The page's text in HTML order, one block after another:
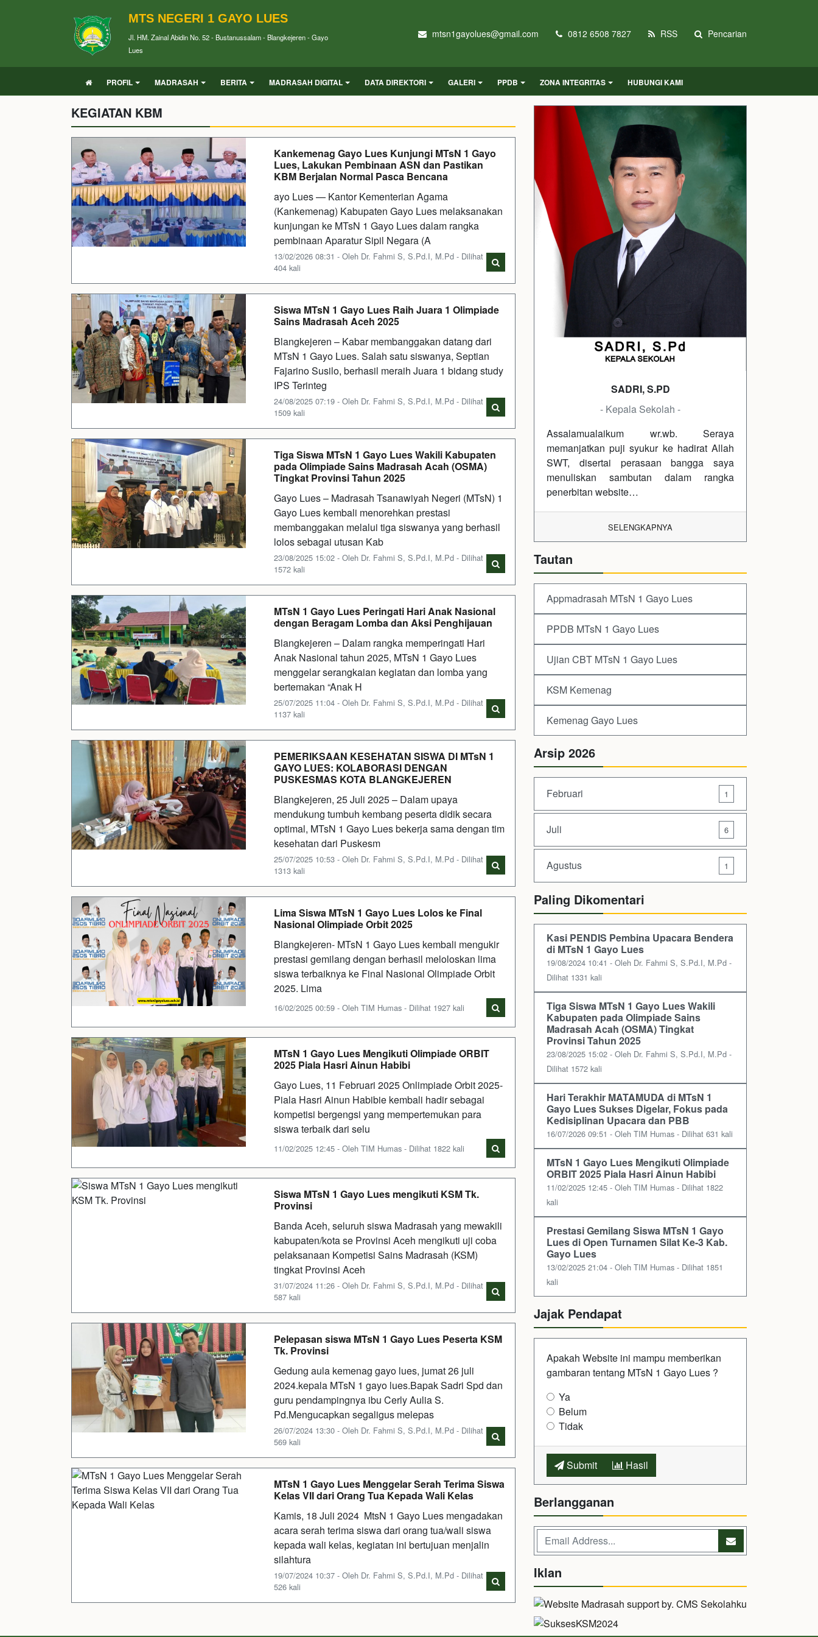
MTS NEGERI 1 GAYO LUES
Jl. HM. Zainal Abidin No. 52 - Bustanussalam - Blangkejeren - Gayo
Lues
mtsn1gayolues@gmail.com 0812 6508 7827 RSS Pencarian
PROFIL MADRASAH BERITA MADRASAH DIGITAL DATA DIREKTORI GALERI PPDB ZONA INTEGRITAS HUBUNGI KAMI
KEGIATAN KBM
Kankemenag Gayo Lues Kunjungi MTsN 1 Gayo
Lues, Lakukan Pembinaan ASN dan Pastikan
KBM Berjalan Normal Pasca Bencana
ayo Lues — Kantor Kementerian Agama
(Kankemenag) Kabupaten Gayo Lues melaksanakan
kunjungan ke MTsN 1 Gayo Lues dalam rangka
pembinaan Aparatur Sipil Negara (A
13/02/2026 08:31 - Oleh Dr. Fahmi S, S.Pd.I, M.Pd - Dilihat
404 kali
Siswa MTsN 1 Gayo Lues Raih Juara 1 Olimpiade
Sains Madrasah Aceh 2025
Blangkejeren – Kabar membanggakan datang dari
MTsN 1 Gayo Lues. Salah satu siswanya, Septian
Fajarino Susilo, berhasil meraih Juara 1 bidang study
IPS Terinteg
24/08/2025 07:19 - Oleh Dr. Fahmi S, S.Pd.I, M.Pd - Dilihat
1509 kali
Tiga Siswa MTsN 1 Gayo Lues Wakili Kabupaten
pada Olimpiade Sains Madrasah Acah (OSMA)
Tingkat Provinsi Tahun 2025
Gayo Lues – Madrasah Tsanawiyah Negeri (MTsN) 1
Gayo Lues kembali menorehkan prestasi
membanggakan melalui tiga siswanya yang berhasil
lolos sebagai utusan Kab
23/08/2025 15:02 - Oleh Dr. Fahmi S, S.Pd.I, M.Pd - Dilihat
1572 kali
MTsN 1 Gayo Lues Peringati Hari Anak Nasional
dengan Beragam Lomba dan Aksi Penghijauan
Blangkejeren – Dalam rangka memperingati Hari
Anak Nasional tahun 2025, MTsN 1 Gayo Lues
menggelar serangkaian kegiatan dan lomba yang
bertemakan “Anak H
25/07/2025 11:04 - Oleh Dr. Fahmi S, S.Pd.I, M.Pd - Dilihat
1137 kali
PEMERIKSAAN KESEHATAN SISWA DI MTsN 1
GAYO LUES: KOLABORASI DENGAN
PUSKESMAS KOTA BLANGKEJEREN
Blangkejeren, 25 Juli 2025 – Dalam upaya
mendukung tumbuh kembang peserta didik secara
optimal, MTsN 1 Gayo Lues bekerja sama dengan tim
kesehatan dari Puskesm
25/07/2025 10:53 - Oleh Dr. Fahmi S, S.Pd.I, M.Pd - Dilihat
1313 kali
Lima Siswa MTsN 1 Gayo Lues Lolos ke Final
Nasional Olimpiade Orbit 2025
Blangkejeren- MTsN 1 Gayo Lues kembali mengukir
prestasi gemilang dengan berhasil meloloskan lima
siswa terbaiknya ke Final Nasional Olimpiade Orbit
2025. Lima
16/02/2025 00:59 - Oleh TIM Humas - Dilihat 1927 kali
MTsN 1 Gayo Lues Mengikuti Olimpiade ORBIT
2025 Piala Hasri Ainun Habibi
Gayo Lues, 11 Februari 2025 Onlimpiade Orbit 2025-
Piala Hasri Ainun Habibie kembali hadir sebagai
kompetisi bergengsi yang mempertemukan para
siswa terbaik dari selu
11/02/2025 12:45 - Oleh TIM Humas - Dilihat 1822 kali
Siswa MTsN 1 Gayo Lues mengikuti KSM Tk.
Provinsi
Banda Aceh, seluruh siswa Madrasah yang mewakili
kabupaten/kota se Provinsi Aceh mengikuti uji coba
pelaksanaan Kompetisi Sains Madrasah (KSM)
tingkat Provinsi Aceh
31/07/2024 11:26 - Oleh Dr. Fahmi S, S.Pd.I, M.Pd - Dilihat
587 kali
Pelepasan siswa MTsN 1 Gayo Lues Peserta KSM
Tk. Provinsi
Gedung aula kemenag gayo lues, jumat 26 juli
2024.kepala MTsN 1 gayo lues.Bapak Sadri Spd dan
guru pendampingnya ibu Cerly Aulia S.
Pd.Mengucapkan segaligus melepas
26/07/2024 13:30 - Oleh Dr. Fahmi S, S.Pd.I, M.Pd - Dilihat
569 kali
MTsN 1 Gayo Lues Menggelar Serah Terima Siswa
Kelas VII dari Orang Tua Kepada Wali Kelas
Kamis, 18 Juli 2024 MtsN 1 Gayo Lues mengadakan
acara serah terima siswa dari orang tua/wali siswa
kepada wali kelas, kegiatan ini bertujuan menjalin
silahtura
19/07/2024 10:37 - Oleh Dr. Fahmi S, S.Pd.I, M.Pd - Dilihat
526 kali
SADRI, S.PD
- Kepala Sekolah -
Assalamualaikum wr.wb. Seraya
memanjatkan puji syukur ke hadirat Allah
SWT, disertai perasaan bangga saya
menuliskan sambutan dalam rangka
penerbitan website…
SELENGKAPNYA
Tautan
Appmadrasah MTsN 1 Gayo Lues
PPDB MTsN 1 Gayo Lues
Ujian CBT MTsN 1 Gayo Lues
KSM Kemenag
Kemenag Gayo Lues
Arsip 2026
Februari 1
Juli 6
Agustus 1
Paling Dikomentari
Kasi PENDIS Pembina Upacara Bendera
di MTsN 1 Gayo Lues
19/08/2024 10:41 - Oleh Dr. Fahmi S, S.Pd.I, M.Pd -
Dilihat 1331 kali
Tiga Siswa MTsN 1 Gayo Lues Wakili
Kabupaten pada Olimpiade Sains
Madrasah Acah (OSMA) Tingkat
Provinsi Tahun 2025
23/08/2025 15:02 - Oleh Dr. Fahmi S, S.Pd.I, M.Pd -
Dilihat 1572 kali
Hari Terakhir MATAMUDA di MTsN 1
Gayo Lues Sukses Digelar, Fokus pada
Kedisiplinan Upacara dan PBB
16/07/2026 09:51 - Oleh TIM Humas - Dilihat 631 kali
MTsN 1 Gayo Lues Mengikuti Olimpiade
ORBIT 2025 Piala Hasri Ainun Habibi
11/02/2025 12:45 - Oleh TIM Humas - Dilihat 1822
kali
Prestasi Gemilang Siswa MTsN 1 Gayo
Lues di Open Turnamen Silat Ke-3 Kab.
Gayo Lues
13/02/2025 21:04 - Oleh TIM Humas - Dilihat 1851
kali
Jajak Pendapat
Apakah Website ini mampu memberikan
gambaran tentang MTsN 1 Gayo Lues ?
Ya
Belum
Tidak
Submit Hasil
Berlangganan
Iklan